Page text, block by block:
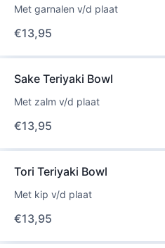
Met garnalen v/d plaat
€13,95
Sake Teriyaki Bowl
Met zalm v/d plaat
€13,95
Tori Teriyaki Bowl
Met kip v/d plaat
€13,95